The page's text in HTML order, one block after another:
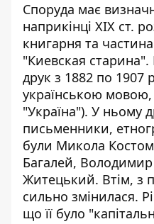
Споруда має
наприкінці ХІХ ст.
книгарня та
"Киевская
друк з 1882 по 1907
українською
"Україна"). У ньому
письменники,
були Микола
Багалей,
Житецький. Втім, з
сильно змінилася.
що її було